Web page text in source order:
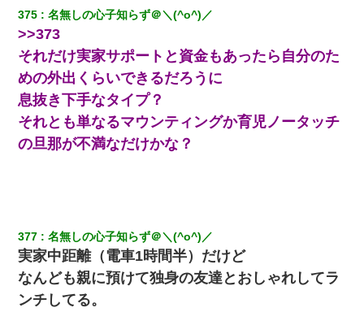
中途採用のAが部長から呼び出された。Aはヘラヘラと部屋に入っ
ていき、1時間後に号泣しながら出てきて…
近所のお寺に住み込みで手伝いしてる知的障害のオッサンがい
た。ある日、オッサンが火かき棒を持って顔を真っ赤にしながら
走り回っていて…
新築の家で。クラクラするくらいの「白粉の匂い」が鼻につくも
嫁＆娘「そんな匂いしない…」ある日、友人奥「素敵なアンティ
彼女(美人女医)にネックレスをプレゼント。「こんな安物を渡すく
らいなら、渡さないほうがマシだからね」→ ６０万したと話した
ら・・・
375 名無しの心子知らず＠＼(^o^)／
>>373
それだけ実家サポートと資金もあったら自分のた
めの外出くらいできるだろうに
息抜き下手なタイプ？
それとも単なるマウンティングか育児ノータッチ
の旦那が不満なだけかな？
377 名無しの心子知らず＠＼(^o^)／
実家中距離（電車1時間半）だけど
なんども親に預けて独身の友達とおしゃれしてラ
ンチしてる。